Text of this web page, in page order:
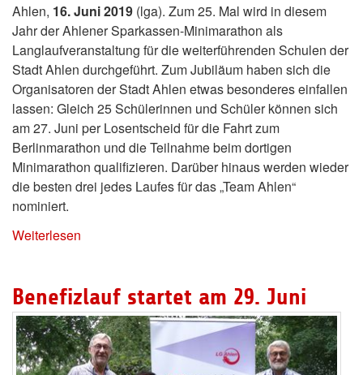
Ahlen, 16. Juni 2019 (lga). Zum 25. Mal wird in diesem
Jahr der Ahlener Sparkassen-Minimarathon als
Langlaufveranstaltung für die weiterführenden Schulen der
Stadt Ahlen durchgeführt. Zum Jubiläum haben sich die
Organisatoren der Stadt Ahlen etwas besonderes einfallen
lassen: Gleich 25 Schülerinnen und Schüler können sich
am 27. Juni per Losentscheid für die Fahrt zum
Berlinmarathon und die Teilnahme beim dortigen
Minimarathon qualifizieren. Darüber hinaus werden wieder
die besten drei jedes Laufes für das „Team Ahlen“
nominiert.
Weiterlesen
Benefizlauf startet am 29. Juni